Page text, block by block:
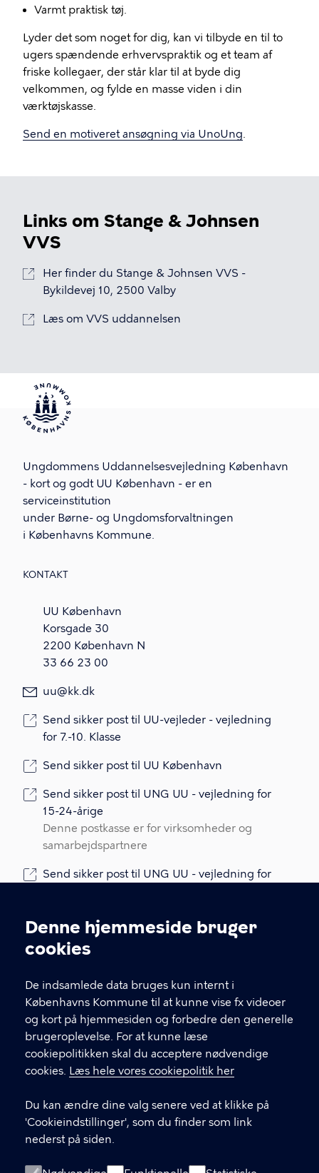
Cookieindstillinger
Denne hjemmeside bruger
cookies
De indsamlede data bruges kun internt i
Københavns Kommune til at kunne vise fx videoer
og kort på hjemmesiden og forbedre den generelle
brugeroplevelse. For at kunne læse
cookiepolitikken skal du acceptere nødvendige
cookies. Læs hele vores cookiepolitik her
Du kan ændre dine valg senere ved at klikke på
'Cookieindstillinger', som du finder som link
nederst på siden.
Varmt praktisk tøj.
Lyder det som noget for dig, kan vi tilbyde en til to
ugers spændende erhvervspraktik og et team af
friske kollegaer, der står klar til at byde dig
velkommen, og fylde en masse viden i din
værktøjskasse.
Send en motiveret ansøgning via UnoUng.
Links om Stange & Johnsen
VVS
Her finder du Stange & Johnsen VVS -
Bykildevej 10, 2500 Valby
Læs om VVS uddannelsen
Ungdommens Uddannelsesvejledning København
- kort og godt UU København - er en
serviceinstitution
under Børne- og Ungdomsforvaltningen
i Københavns Kommune.
KONTAKT
UU København
Korsgade 30
2200 København N
33 66 23 00
uu@kk.dk
Send sikker post til UU-vejleder - vejledning
for 7.-10. Klasse
Send sikker post til UU København
Send sikker post til UNG UU - vejledning for
15-24-årige
Denne postkasse er for virksomheder og
samarbejdspartnere
Send sikker post til UNG UU - vejledning for
pårørende
EAN: 579 800 938 5321; Bruger id POGR
SE: 2248 8015
LINKS
Om os
Centrets åbningstider
e-Vejledning